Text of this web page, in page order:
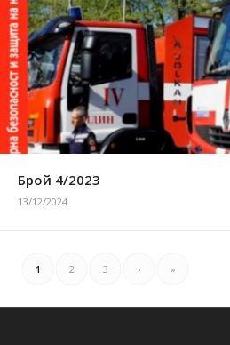
Брой 4/2023
13/12/2024
1 2 3 › »